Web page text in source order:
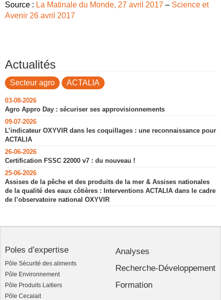
Source : La Matinale du Monde, 27 avril 2017 – Science et
Avenir 26 avril 2017
Actualités
Secteur agro ACTALIA
03-08-2026
Agro Appro Day : sécuriser ses approvisionnements
09-07-2026
L’indicateur OXYVIR dans les coquillages : une reconnaissance pour
ACTALIA
26-06-2026
Certification FSSC 22000 v7 : du nouveau !
25-06-2026
Assises de la pêche et des produits de la mer & Assises nationales
de la qualité des eaux côtières : Interventions ACTALIA dans le cadre
de l’observatoire national OXYVIR
Poles d’expertise
Pôle Sécurité des aliments
Pôle Environnement
Pôle Produits Laitiers
Pôle Cecalait
Analyses
Recherche-Développement
Formation